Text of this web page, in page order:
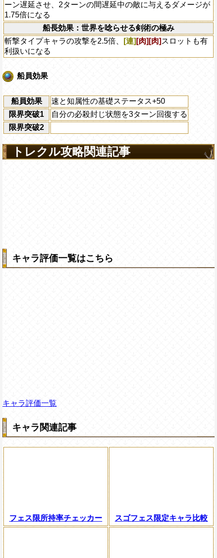
ーン遅延させ、2ターンの間遅延中の敵に与えるダメージが
1.75倍になる
船長効果：世界を唸らせる剣術の極み
斬撃タイプキャラの攻撃を2.5倍、
[連] [肉] [肉] スロットも有
利扱いになる
船員効果
船員効果
速と知属性の基礎ステータス+50
限界突破1
自分の必殺封じ状態を3ターン回復する
限界突破2
トレクル攻略関連記事
キャラ評価一覧はこちら
キャラ評価一覧
キャラ関連記事
フェス限所持率チェッカー スゴフェス限定キャラ比較